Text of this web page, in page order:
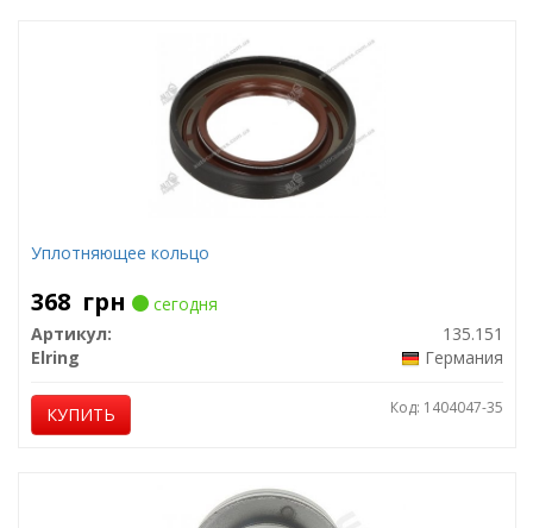
Уплотняющее кольцо
368 грн
сегодня
Артикул:
135.151
Elring
Германия
КУПИТЬ Код: 1404047-35